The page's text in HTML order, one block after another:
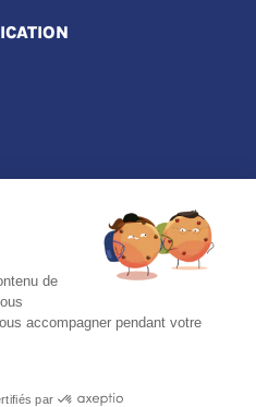
NOS
de
accompagner pendant votre
par